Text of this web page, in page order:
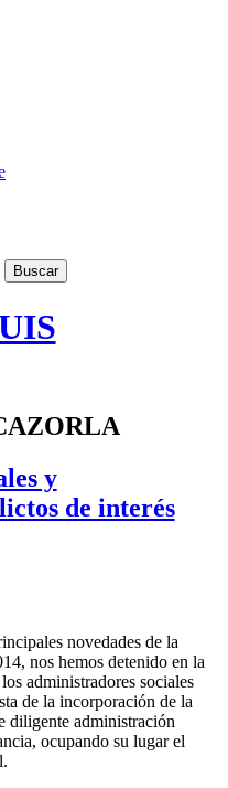
y
de interés
novedades de la
nos hemos detenido en la
administradores sociales
de la incorporación de la
diligente administración
ocupando su lugar el